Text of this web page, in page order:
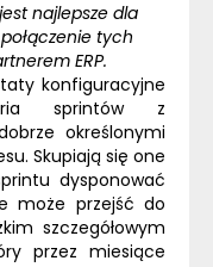
najlepsze dla
tych
ERP.
konfiguracyjne
sprintów z
określonymi
Skupiają się one
dysponować
może przejść do
szczegółowym
przez miesiące